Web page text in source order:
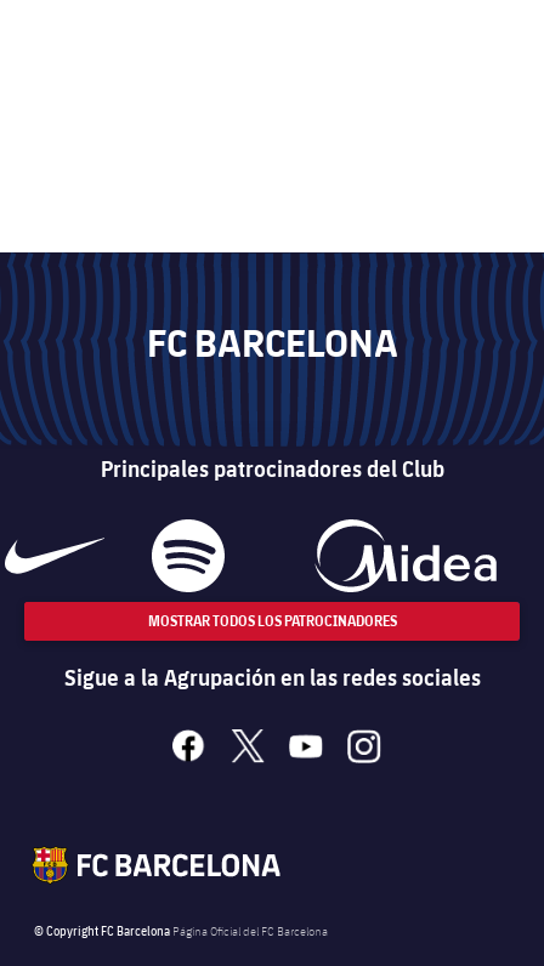
FC BARCELONA
Principales patrocinadores del Club
MOSTRAR TODOS LOS PATROCINADORES
Sigue a la Agrupación en las redes sociales
facebook
x youtubeinstagram
© Copyright FC Barcelona Página Oficial del FC Barcelona